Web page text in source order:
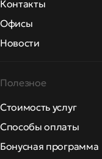
Контакты
Офисы
Новости
Полезное
Стоимость услуг
Способы оплаты
Бонусная программа